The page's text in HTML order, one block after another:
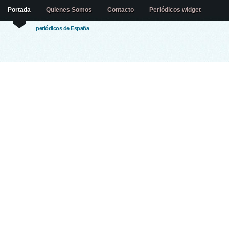
periódicos de España
Portada Quienes Somos Contacto Periódicos widget